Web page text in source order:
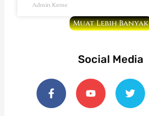
Admin Keme
Muat Lebih Banyak
Social Media
F
a
c
e
Y
o
u
t
T
w
i
t